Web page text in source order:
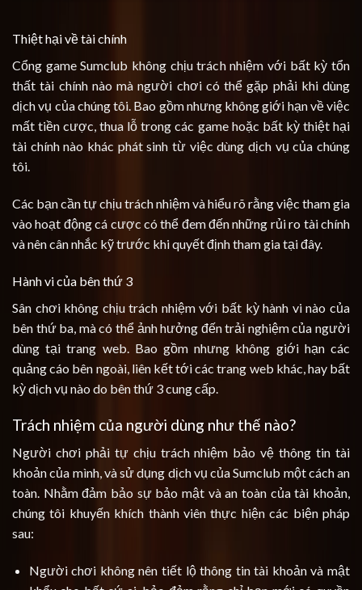
Thiệt hại về tài chính
Cổng game Sumclub không chịu trách nhiệm với bất kỳ tổn
thất tài chính nào mà người chơi có thể gặp phải khi dùng
dịch vụ của chúng tôi. Bao gồm nhưng không giới hạn về việc
mất tiền cược, thua lỗ trong các game hoặc bất kỳ thiệt hại
tài chính nào khác phát sinh từ việc dùng dịch vụ của chúng
tôi.
Các bạn cần tự chịu trách nhiệm và hiểu rõ rằng việc tham gia
vào hoạt động cá cược có thể đem đến những rủi ro tài chính
và nên cân nhắc kỹ trước khi quyết định tham gia tại đây.
Hành vi của bên thứ 3
Sân chơi không chịu trách nhiệm với bất kỳ hành vi nào của
bên thứ ba, mà có thể ảnh hưởng đến trải nghiệm của người
dùng tại trang web. Bao gồm nhưng không giới hạn các
quảng cáo bên ngoài, liên kết tới các trang web khác, hay bất
kỳ dịch vụ nào do bên thứ 3 cung cấp.
Trách nhiệm của người dùng như thế nào?
Người chơi phải tự chịu trách nhiệm bảo vệ thông tin tài
khoản của mình, và sử dụng dịch vụ của Sumclub một cách an
toàn. Nhằm đảm bảo sự bảo mật và an toàn của tài khoản,
chúng tôi khuyến khích thành viên thực hiện các biện pháp
sau:
Người chơi không nên tiết lộ thông tin tài khoản và mật